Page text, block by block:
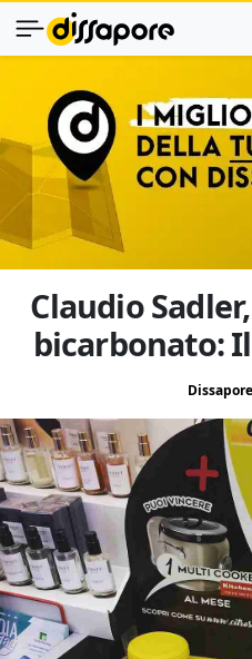
Claudio
bicarbonato:
Dissapore